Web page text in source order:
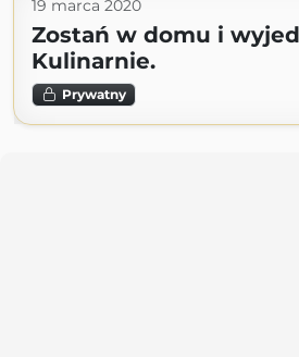
19 marca 2020
Zostań w domu i
Kulinarnie.
Prywatny